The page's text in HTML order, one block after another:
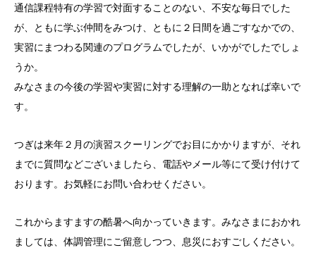
通信課程特有の学習で対面することのない、不安な毎日でした
が、ともに学ぶ仲間をみつけ、ともに２日間を過ごすなかでの、
実習にまつわる関連のプログラムでしたが、いかがでしたでしょ
うか。
みなさまの今後の学習や実習に対する理解の一助となれば幸いで
す。
つぎは来年２月の演習スクーリングでお目にかかりますが、それ
までに質問などございましたら、電話やメール等にて受け付けて
おります。お気軽にお問い合わせください。
これからますますの酷暑へ向かっていきます。みなさまにおかれ
ましては、体調管理にご留意しつつ、息災におすごしください。